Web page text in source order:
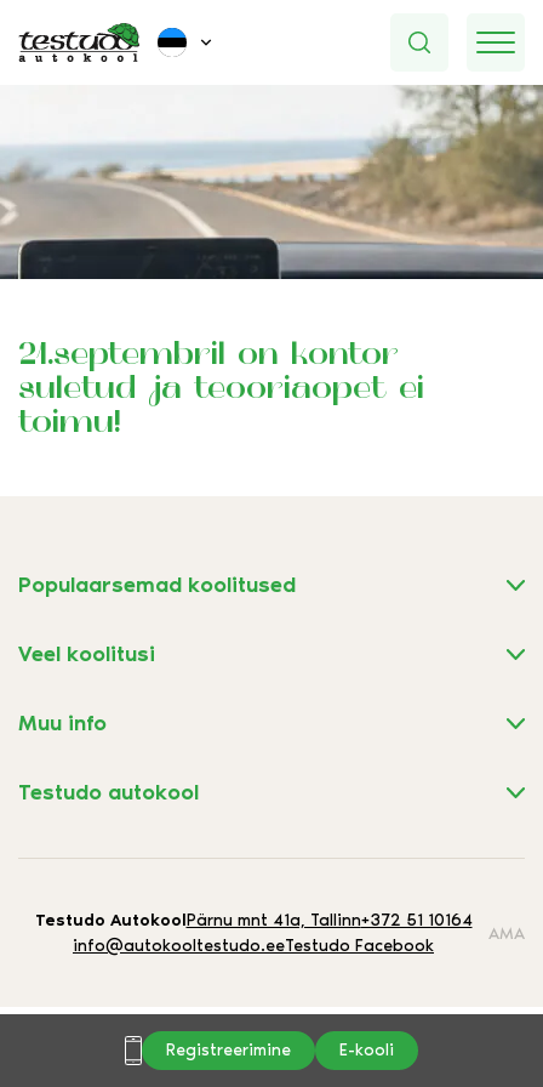
Registreerimine E-kooli
21.septembril on kontor
suletud ja teooriaõpet ei
toimu!
Populaarsemad koolitused
Veel koolitusi
Muu info
Testudo autokool
Testudo AutokoolPärnu mnt 41a, Tallinn+372 51 10164
info@autokooltestudo.eeTestudo Facebook
AMA